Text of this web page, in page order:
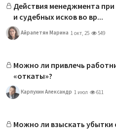
Действия менеджмента
и судебных исков во вр...
Айрапетян Марина 1 окт, 25 549
Можно ли привлечь
«откаты»?
Карпухин Александр 1 июл 611
Можно ли взыскать убытки